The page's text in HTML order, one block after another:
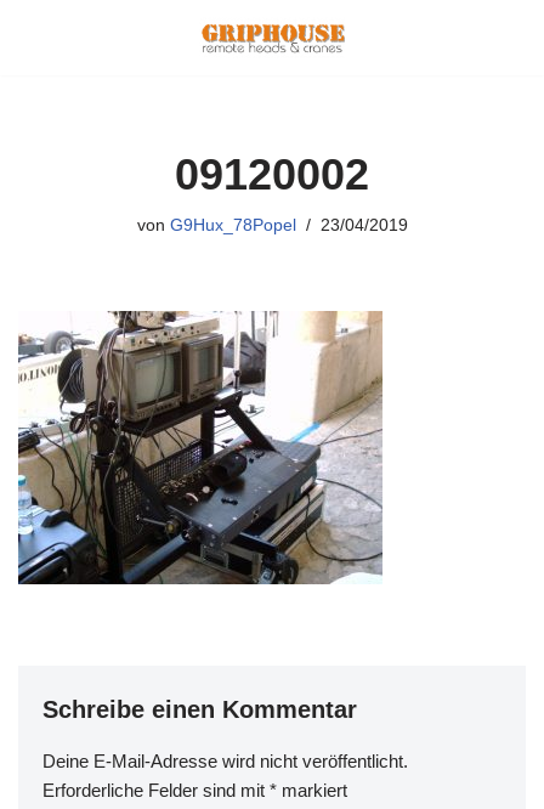
09120002
von G9Hux_78Popel 23/04/2019
Schreibe einen Kommentar
Deine E-Mail-Adresse wird nicht veröffentlicht.
Erforderliche Felder sind mit * markiert